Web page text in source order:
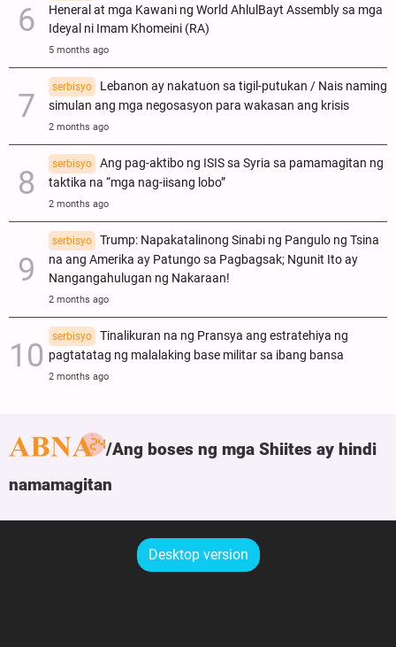
Heneral at mga Kawani ng World AhlulBayt Assembly sa mga
Ideyal ni Imam Khomeini (RA)
5 months ago
serbisyo
Lebanon ay nakatuon sa tigil-putukan / Nais naming
simulan ang mga negosasyon para wakasan ang krisis
2 months ago
serbisyo
Ang pag-aktibo ng ISIS sa Syria sa pamamagitan ng
taktika na “mga nag-iisang lobo”
2 months ago
serbisyo
Trump: Napakatalinong Sinabi ng Pangulo ng Tsina
na ang Amerika ay Patungo sa Pagbagsak; Ngunit Ito ay
Nangangahulugan ng Nakaraan!
2 months ago
serbisyo
Tinalikuran na ng Pransya ang estratehiya ng
pagtatatag ng malalaking base militar sa ibang bansa
2 months ago
Ang boses ng mga Shiites ay hindi
namamagitan
Desktop version